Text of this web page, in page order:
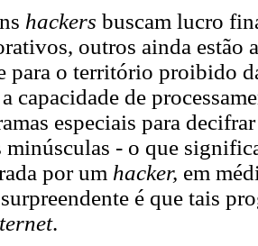
hackers buscam lucro
outros ainda estão
para o território proibido
capacidade de
especiais para
minúsculas - o que
por um hacker, em
é que tais
.